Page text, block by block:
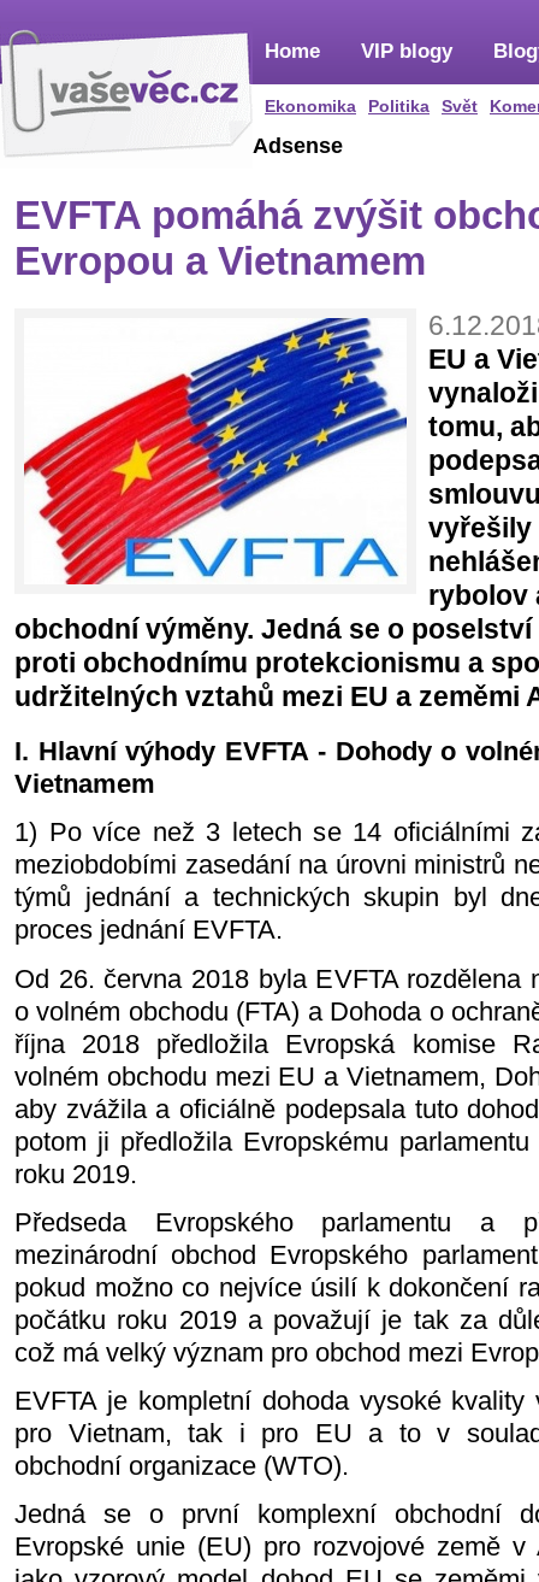
Home
Ekonomika Politika Svět
VIP blogy
Adsense
EVFTA pomáhá zvýšit
Evropou a Vietnamem
EU a
tomu,
vyřešily
rybolov
obchodní výměny. Jedná se o
proti obchodnímu protekcionismu a
udržitelných vztahů mezi EU a zeměmi
I. Hlavní výhody EVFTA - Dohody o
Vietnamem
1) Po více než 3 letech se 14 oficiálními
meziobdobími zasedání na úrovni ministrů
týmů jednání a technických skupin byl
proces jednání EVFTA.
Od 26. června 2018 byla EVFTA rozdělena
o volném obchodu (FTA) a Dohoda o
října 2018 předložila Evropská komise
volném obchodu mezi EU a Vietnamem,
aby zvážila a oficiálně podepsala tuto
potom ji předložila Evropskému
roku 2019.
Předseda Evropského parlamentu a
mezinárodní obchod Evropského
pokud možno co nejvíce úsilí k dokončení
počátku roku 2019 a považují je tak za
což má velký význam pro obchod mezi
EVFTA je kompletní dohoda vysoké kvality
pro Vietnam, tak i pro EU a to v
obchodní organizace (WTO).
Jedná se o první komplexní obchodní
Evropské unie (EU) pro rozvojové země